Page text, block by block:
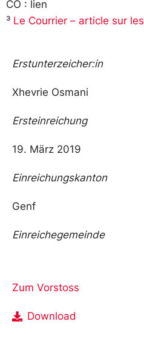
CO : lien
³ Le Courrier – article sur
Erstunterzeicher:in
Xhevrie Osmani
Ersteinreichung
19. März 2019
Einreichungskanton
Genf
Einreichegemeinde
Zum Vorstoss
Download